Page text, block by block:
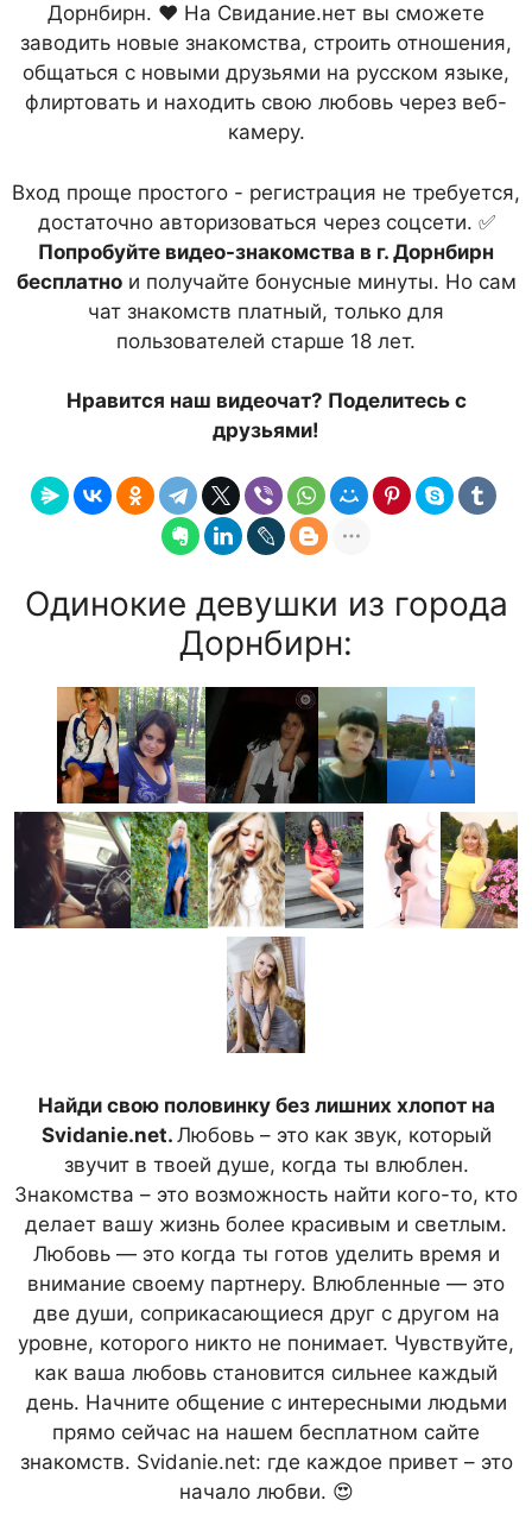
Дорнбирн. ❤ На Свидание.нет вы сможете
заводить новые знакомства, строить отношения,
общаться с новыми друзьями на русском языке,
флиртовать и находить свою любовь через веб-
камеру.
Вход проще простого - регистрация не требуется,
достаточно авторизоваться через соцсети. ✅
Попробуйте видео-знакомства в г. Дорнбирн
бесплатнои получайте бонусные минуты. Но сам
чат знакомств платный, только для
пользователей старше 18 лет.
Нравится наш видеочат? Поделитесь с
друзьями!
Одинокие девушки из города
Дорнбирн:
Найди свою половинку без лишних хлопот на
Svidanie.net. Любовь – это как звук, который
звучит в твоей душе, когда ты влюблен.
Знакомства – это возможность найти кого-то, кто
делает вашу жизнь более красивым и светлым.
Любовь — это когда ты готов уделить время и
внимание своему партнеру. Влюбленные — это
две души, соприкасающиеся друг с другом на
уровне, которого никто не понимает. Чувствуйте,
как ваша любовь становится сильнее каждый
день. Начните общение с интересными людьми
прямо сейчас на нашем бесплатном сайте
знакомств. Svidanie.net: где каждое привет – это
начало любви. 😍